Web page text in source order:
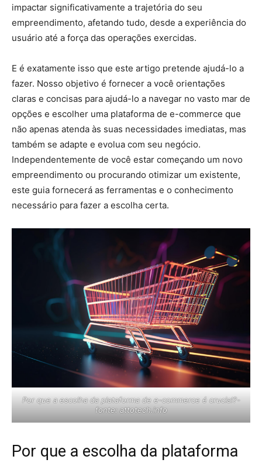
impactar significativamente a trajetória do seu
empreendimento, afetando tudo, desde a experiência do
usuário até a força das operações exercidas.
E é exatamente isso que este artigo pretende ajudá-lo a
fazer. Nosso objetivo é fornecer a você orientações
claras e concisas para ajudá-lo a navegar no vasto mar de
opções e escolher uma plataforma de e-commerce que
não apenas atenda às suas necessidades imediatas, mas
também se adapte e evolua com seu negócio.
Independentemente de você estar começando um novo
empreendimento ou procurando otimizar um existente,
este guia fornecerá as ferramentas e o conhecimento
necessário para fazer a escolha certa.
Por que a escolha da plataforma de e-commerce é crucial?-
fonte: attotech.info
Por que a escolha da plataforma